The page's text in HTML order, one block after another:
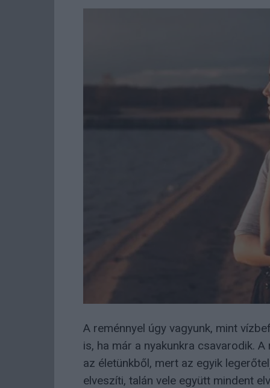
A reménnyel úgy vagyunk, mint
is, ha már a nyakunkra csavarodik.
az életünkből, mert az egyik
elveszíti, talán vele együtt mindent